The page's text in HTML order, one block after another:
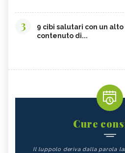
3
9 cibi salutari con un alto
contenuto di...
Cure
Il luppolo deriva dalla parola